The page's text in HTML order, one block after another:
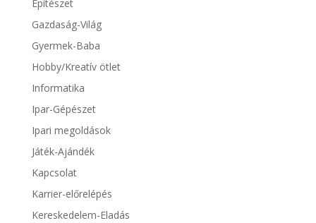
Építészet
Gazdaság-Világ
Gyermek-Baba
Hobby/Kreatív ötlet
Informatika
Ipar-Gépészet
Ipari megoldások
Játék-Ajándék
Kapcsolat
Karrier-előrelépés
Kereskedelem-Eladás